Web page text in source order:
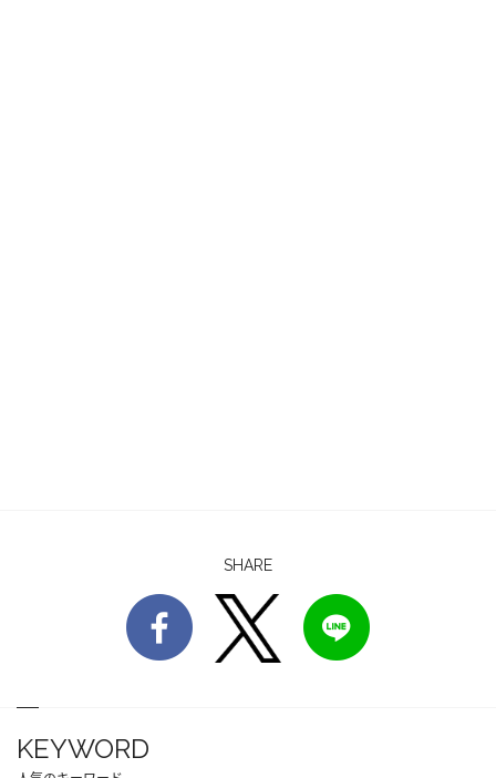
SHARE
KEYWORD